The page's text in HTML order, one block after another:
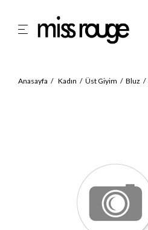
Anasayfa Kadın Üst Giyim Bluz